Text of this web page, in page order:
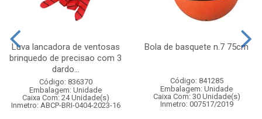
Luva lancadora de ventosas
brinquedo de precisao com 3
dardo...
Código: 836370
Embalagem: Unidade
Caixa Com: 24 Unidade(s)
Inmetro: ABCP-BRI-0404-2023-16
Bola de basquete n.7 75cm
Código: 841285
Embalagem: Unidade
Caixa Com: 30 Unidade(s)
Inmetro: 007517/2019